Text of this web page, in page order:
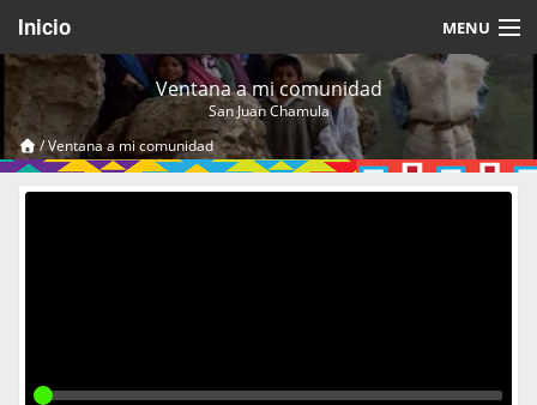
Inicio MENU
Acerca de
Videos Temáticos
Cerrar Sesión
Ventana a mi comunidad
San Juan Chamula
/Ventana a mi comunidad